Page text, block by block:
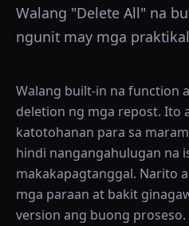
Walang "Delete All" na
ngunit may mga
Walang built-in na function
deletion ng mga repost. Ito
katotohanan para sa
hindi nangangahulugan na
makakapagtanggal. Narito
mga paraan at bakit
version ang buong proseso.